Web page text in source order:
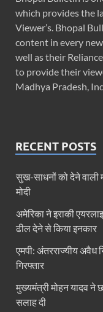
which provides the
Viewer’s. Bhopal
content in every
well as their
to provide their
Madhya Pradesh,
RECENT POSTS
सुख-साधनों को देने वाली
मोदी
अमेरिका ने इराकी
ढील देने से किया इनकार
एमपी: अंतरराज्यीय अवैध
गिरफ्तार
मुख्यमंत्री मोहन यादव ने
सलाह दी